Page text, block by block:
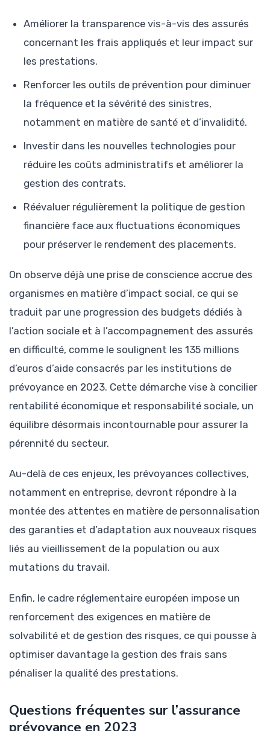
Améliorer la transparence vis-à-vis des assurés
concernant les frais appliqués et leur impact sur
les prestations.
Renforcer les outils de prévention pour diminuer
la fréquence et la sévérité des sinistres,
notamment en matière de santé et d’invalidité.
Investir dans les nouvelles technologies pour
réduire les coûts administratifs et améliorer la
gestion des contrats.
Réévaluer régulièrement la politique de gestion
financière face aux fluctuations économiques
pour préserver le rendement des placements.
On observe déjà une prise de conscience accrue des
organismes en matière d’impact social, ce qui se
traduit par une progression des budgets dédiés à
l’action sociale et à l’accompagnement des assurés
en difficulté, comme le soulignent les 135 millions
d’euros d’aide consacrés par les institutions de
prévoyance en 2023. Cette démarche vise à concilier
rentabilité économique et responsabilité sociale, un
équilibre désormais incontournable pour assurer la
pérennité du secteur.
Au-delà de ces enjeux, les prévoyances collectives,
notamment en entreprise, devront répondre à la
montée des attentes en matière de personnalisation
des garanties et d’adaptation aux nouveaux risques
liés au vieillissement de la population ou aux
mutations du travail.
Enfin, le cadre réglementaire européen impose un
renforcement des exigences en matière de
solvabilité et de gestion des risques, ce qui pousse à
optimiser davantage la gestion des frais sans
pénaliser la qualité des prestations.
Questions fréquentes sur l’assurance
prévoyance en 2023